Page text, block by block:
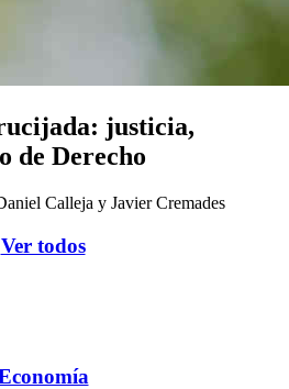
justicia,
de Derecho
Calleja y Javier Cremades
Ver todos